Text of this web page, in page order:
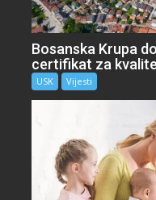
Bosanska Krupa
certifikat za
USK Vijesti